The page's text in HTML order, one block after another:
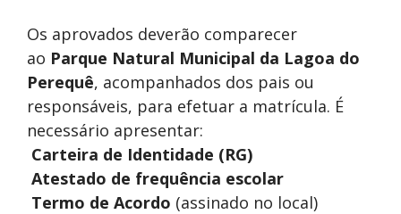
Os aprovados deverão comparecer
ao Parque Natural Municipal da Lagoa do
Perequê, acompanhados dos pais ou
responsáveis, para efetuar a matrícula. É
necessário apresentar:
Carteira de Identidade (RG)
Atestado de frequência escolar
Termo de Acordo (assinado no local)